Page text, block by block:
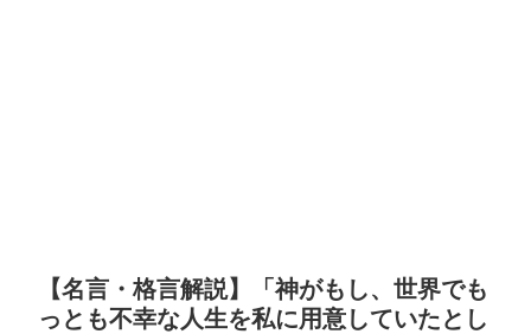
【名言・格言解説】「神がもし、世界でも
っとも不幸な人生を私に用意していたとし